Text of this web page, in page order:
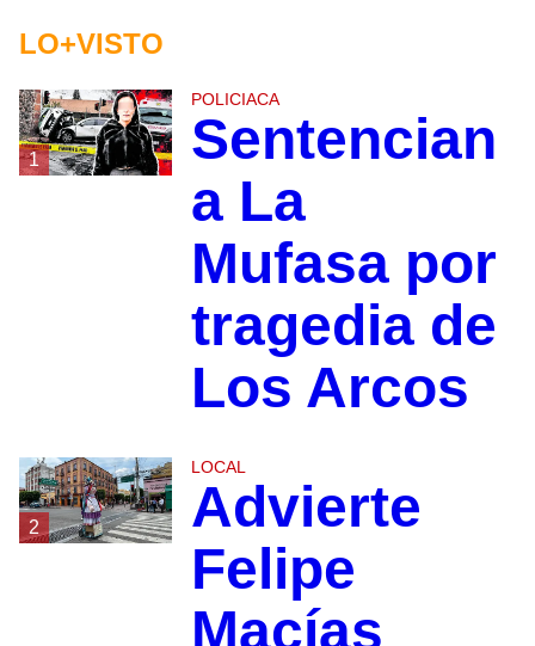
LO+VISTO
1
POLICIACA
Sentencian
a La
Mufasa por
tragedia de
Los Arcos
2
LOCAL
Advierte
Felipe
Macías